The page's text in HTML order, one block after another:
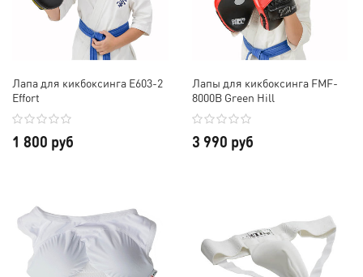
Лапа для кикбоксинга E603-2
Effort
1 800 руб
Лапы для кикбоксинга FMF-
8000B Green Hill
3 990 руб